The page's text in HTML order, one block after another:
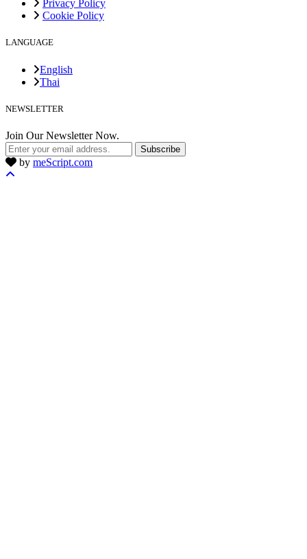
Privacy Policy
Cookie Policy
LANGUAGE
English
Thai
NEWSLETTER
Join Our Newsletter Now.
Subscribe
by meScript.com